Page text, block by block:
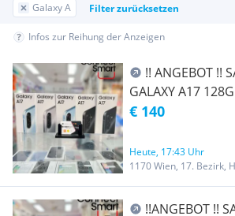
Galaxy A Filter zurücksetzen
Infos zur Reihung der Anzeigen
!! ANGEBOT !!
GALAXY A17
DUAL SIM - NEU -
ALLE NETZE -
MIT VOLLER
GARANTIE
€ 140
Heute, 17:43 Uhr
1170 Wien, 17. Bezirk,
!!ANGEBOT !!